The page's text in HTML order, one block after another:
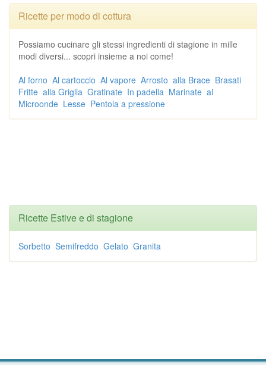
Ricette per modo di cottura
Possiamo cucinare gli stessi ingredienti di stagione in mille
modi diversi... scopri insieme a noi come!
Al forno Al cartoccio Al vapore Arrosto alla Brace Brasati
Fritte alla Griglia Gratinate In padella Marinate al
Microonde Lesse Pentola a pressione
Ricette Estive e di stagione
Sorbetto Semifreddo Gelato Granita